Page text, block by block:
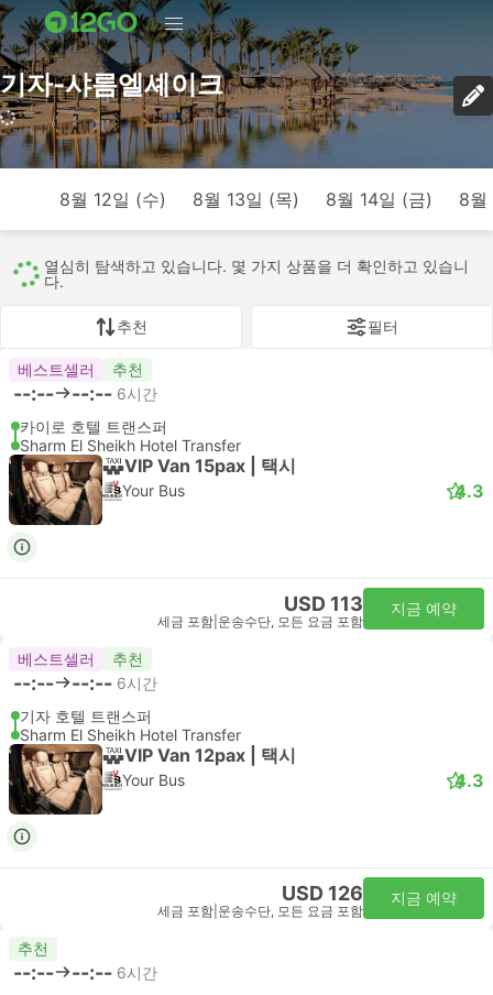
기자-샤름엘셰이크
1002 여행 (USD 12 – USD 346)
8월 12일 (수) 8월 13일 (목) 8월 14일 (금) 8월
모두1002 191 768 26 17
추천 필터
베스트셀러 추천
--:-- --:-- 6시간
카이로 호텔 트랜스퍼
Sharm El Sheikh Hotel Transfer
VIP Van 15pax | 택시
Your Bus 4.3
USD 113
세금 포함 운송수단, 모든 요금 포함
지금 예약
베스트셀러 추천
--:-- --:-- 6시간
기자 호텔 트랜스퍼
Sharm El Sheikh Hotel Transfer
VIP Van 12pax | 택시
Your Bus 4.3
USD 126
세금 포함 운송수단, 모든 요금 포함
지금 예약
추천
--:-- --:-- 6시간